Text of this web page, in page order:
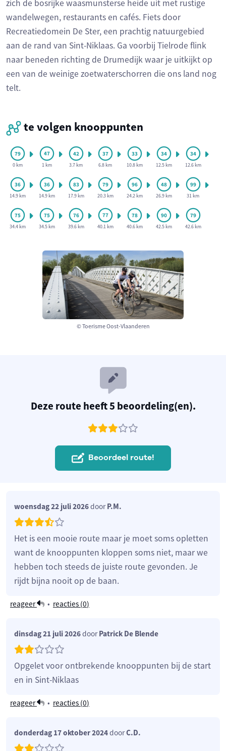
© Toerisme Oost-Vlaanderen
zich de bosrijke waasmunsterse heide uit met rustige
wandelwegen, restaurants en cafés. Fiets door
Recreatiedomein De Ster, een prachtig natuurgebied
aan de rand van Sint-Niklaas. Ga voorbij Tielrode flink
naar beneden richting de Drumedijk waar je uitkijkt op
een van de weinige zoetwaterschorren die ons land nog
telt.
te volgen knooppunten
0 km 1 km 3.7 km 6.8 km 10.8 km 12.5 km 12.6 km
14.9 km 14.9 km 17.9 km 20.3 km 24.2 km 26.9 km 31 km
34.4 km 34.5 km 39.6 km 40.1 km 40.6 km 42.5 km 42.6 km
Deze route heeft 5 beoordeling(en).
Beoordeel route!
woensdag 22 juli 2026doorP.M.
Het is een mooie route maar je moet soms opletten
want de knooppunten kloppen soms niet, maar we
hebben toch steeds de juiste route gevonden. Je
rijdt bijna nooit op de baan.
reageer • reacties (0)
dinsdag 21 juli 2026doorPatrick De Blende
Opgelet voor ontbrekende knooppunten bij de start
en in Sint-Niklaas
reageer • reacties (0)
donderdag 17 oktober 2024doorC.D.